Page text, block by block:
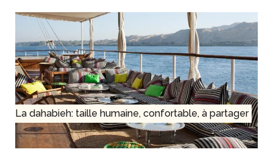
La dahabieh: taille humaine, confortable, à partager